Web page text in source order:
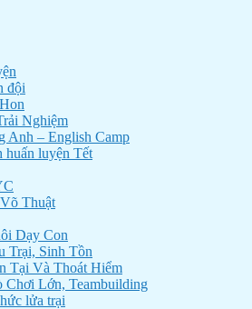
đội
Nghiệm
Anh – English Camp
huấn luyện Tết
Thuật
Dạy Con
Trại, Sinh Tồn
Tại Và Thoát Hiểm
Chơi Lớn, Teambuilding
lửa trại